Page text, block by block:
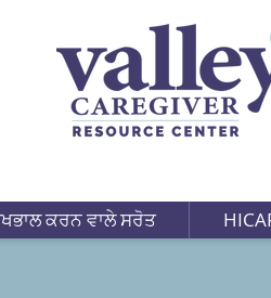
ਕਰਨ ਵਾਲੇ ਸਰੋਤ